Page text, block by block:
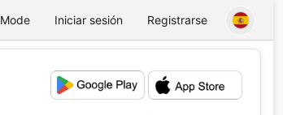
Mode Iniciar sesión Registrarse